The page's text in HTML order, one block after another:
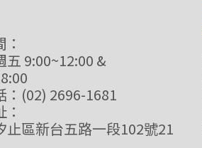
五 9:00~12:00 &
：(02) 2696-1681
止區新台五路一段102號21